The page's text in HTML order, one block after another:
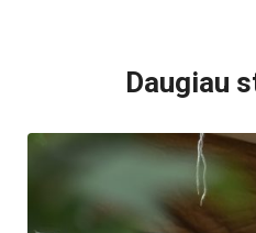
Daugiau